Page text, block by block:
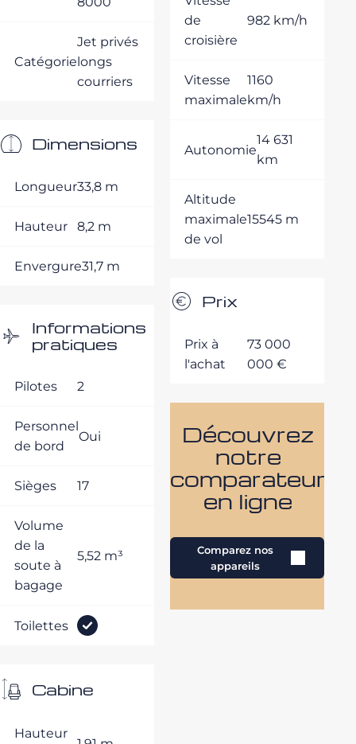
Catégorie
Jet privés
longs
courriers
Dimensions
Longueur33,8 m
Hauteur 8,2 m
Envergure31,7 m
Informations
pratiques
Pilotes 2
Personnel
de bord
Oui
Sièges 17
Volume
de la
soute à
bagage
5,52 m³
Toilettes
Cabine
Hauteur
de
croisière
982 km/h
Vitesse
maximale
1160
km/h
Autonomie
14 631
km
Altitude
maximale
de vol
15545 m
Prix
Prix à
l'achat
73 000
000 €
Découvrez
notre
comparateur
en ligne
Comparez nos
appareils